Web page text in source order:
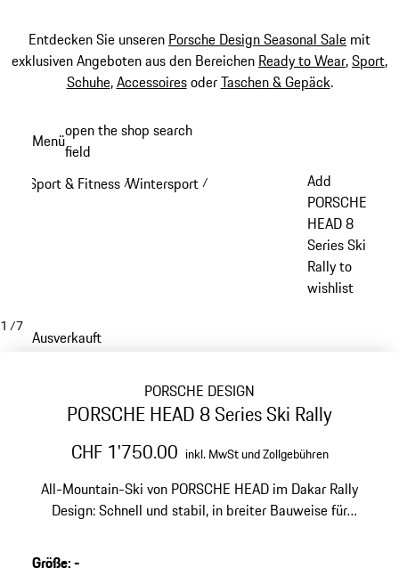
Entdecken Sie unseren Porsche Design Seasonal Sale mit
exklusiven Angeboten aus den Bereichen Ready to Wear,Sport,
Schuhe,AccessoiresoderTaschen & Gepäck.
Hauptinhalt
Menüopen the shop search
field
Sport & Fitness /Wintersport /
Add
PORSCHE
HEAD 8
Series Ski
Rally to
wishlist
1 /7
Ausverkauft
PORSCHE DESIGN
PORSCHE HEAD 8 Series Ski Rally
CHF 1'750.00 inkl. MwSt und Zollgebühren
All-Mountain-Ski von PORSCHE HEAD im Dakar Rally
Design: Schnell und stabil, in breiter Bauweise für
Größe:-